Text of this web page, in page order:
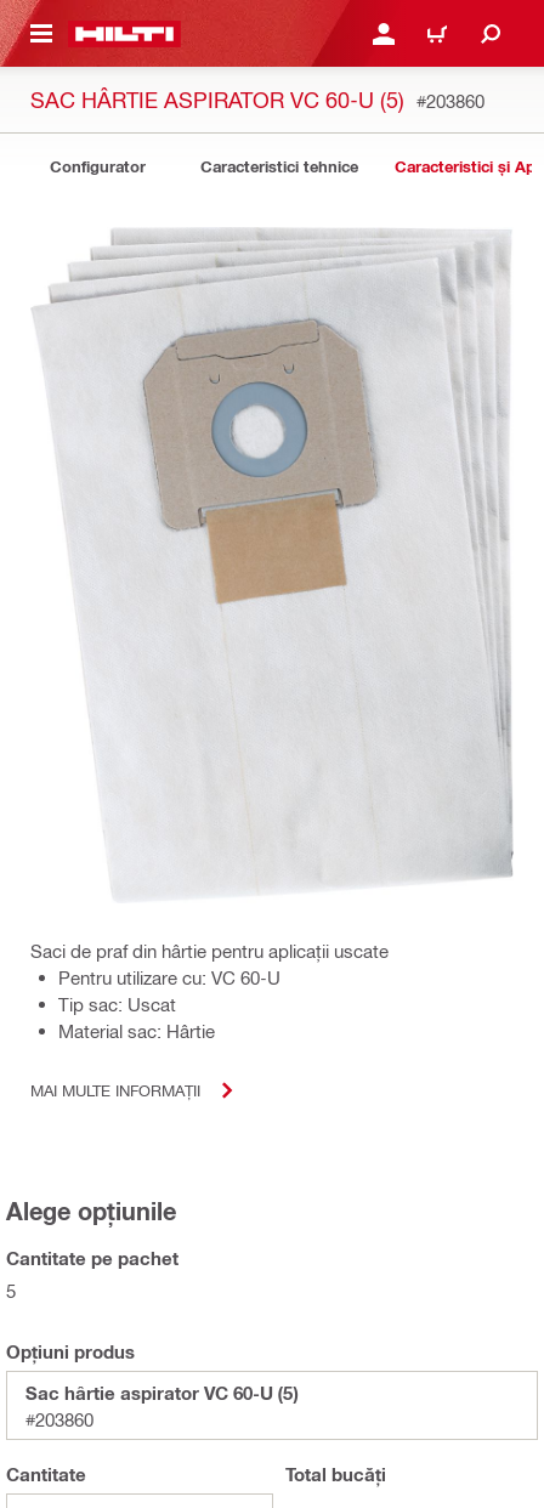
CONTENT CONECTARE SAU
COȘ
SAC HÂRTIE ASPIRATOR VC 60-U (5) #203860
Configurator Caracteristici tehnice Caracteristici și
Saci de praf din hârtie pentru aplicații uscate
Pentru utilizare cu: VC 60-U
Tip sac: Uscat
Material sac: Hârtie
MAI MULTE INFORMAȚII
Alege opțiunile
Cantitate pe pachet
5
Opțiuni produs
Sac hârtie aspirator VC 60-U (5)
#203860
Cantitate Total bucăți